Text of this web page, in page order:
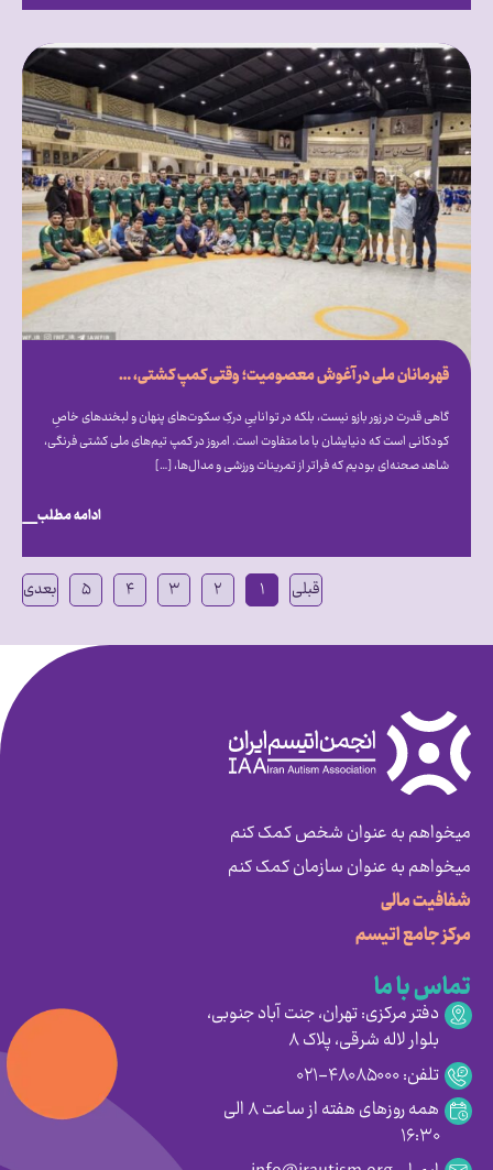
قهرمانان ملی در آغوش معصومیت؛ وقتی کمپ کشتی، میزبان دنیای متفاوت اتیسم شد
گاهی قدرت در زور بازو نیست، بلکه در تواناییِ درکِ سکوت‌های پنهان و لبخندهای خاصِ
کودکانی است که دنیایشان با ما متفاوت است. امروز در کمپ تیم‌های ملی کشتی فرنگی،
شاهد صحنه‌ای بودیم که فراتر از تمرینات ورزشی و مدال‌ها، […]
ادامه مطلب
قبلی ۱ ۲ ۳ ۴ ۵ بعدی
میخواهم به عنوان شخص کمک کنم
میخواهم به عنوان سازمان کمک کنم
شفافیت مالی
مرکز جامع اتیسم
تماس با ما
دفتر مرکزی: تهران، جنت آباد جنوبی،
بلوار لاله شرقی، پلاک ۸
تلفن: ۴۸۰۸۵۰۰۰-۰۲۱
همه روزهای هفته از ساعت ۸ الی
۱۶:۳۰